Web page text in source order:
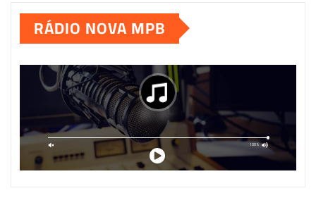
RÁDIO NOVA MPB